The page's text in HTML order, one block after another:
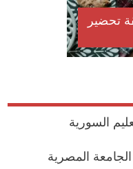
تحضير
السورية
المصرية